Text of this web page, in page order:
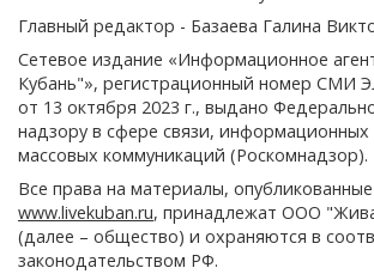
Главный редактор - Базаева Галина
Сетевое издание «Информационное
Кубань"», регистрационный номер СМИ
от 13 октября 2023 г., выдано
надзору в сфере связи, информационных
массовых коммуникаций (Роскомнадзор).
Все права на материалы,
www.livekuban.ru, принадлежат ООО
(далее – общество) и охраняются в
законодательством РФ.